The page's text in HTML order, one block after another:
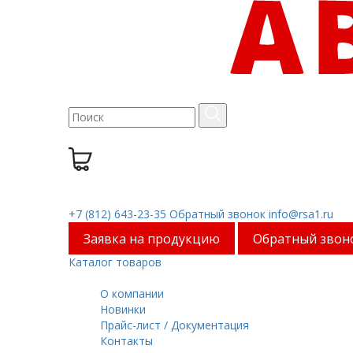
+7 (812) 643-23-35 Обратный звонок info@rsa1.ru
Заявка на продукцию Обратный
Каталог товаров
О компании
Новинки
Прайс-лист / Документация
Контакты